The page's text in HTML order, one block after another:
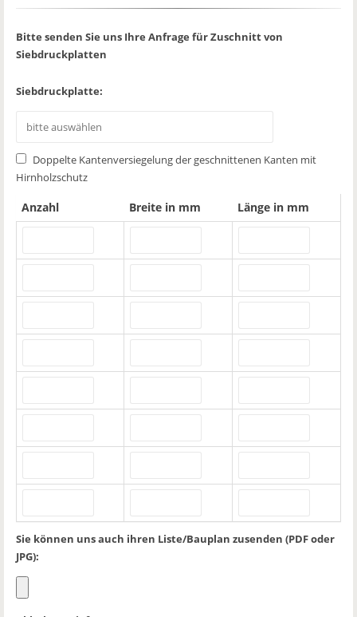
Bitte senden Sie uns Ihre Anfrage für Zuschnitt von
Siebdruckplatten
Siebdruckplatte:
Doppelte Kantenversiegelung der geschnittenen Kanten mit
Hirnholzschutz
Anzahl Breite in mm Länge in mm
Sie können uns auch ihren Liste/Bauplan zusenden (PDF oder
JPG):